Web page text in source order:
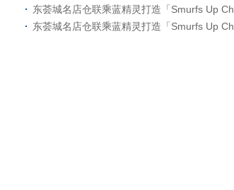
东荟城名店仓联乘蓝精灵打造「Smurfs Up Ch
东荟城名店仓联乘蓝精灵打造「Smurfs Up Ch